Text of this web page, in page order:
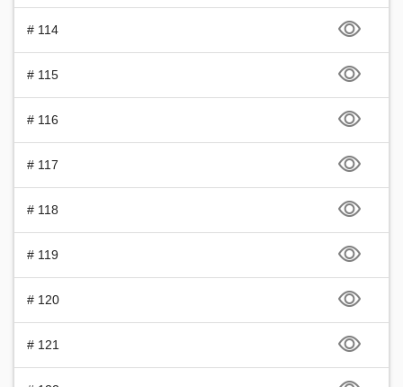
# 114
# 115
# 116
# 117
# 118
# 119
# 120
# 121